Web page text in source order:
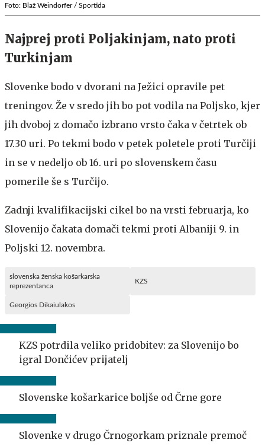
Foto: Blaž Weindorfer / Sportida
Najprej proti Poljakinjam, nato proti
Turkinjam
Slovenke bodo v dvorani na Ježici opravile pet
treningov. Že v sredo jih bo pot vodila na Poljsko, kjer
jih dvoboj z domačo izbrano vrsto čaka v četrtek ob
17.30 uri. Po tekmi bodo v petek poletele proti Turčiji
in se v nedeljo ob 16. uri po slovenskem času
pomerile še s Turčijo.
Zadnji kvalifikacijski cikel bo na vrsti februarja, ko
Slovenijo čakata domači tekmi proti Albaniji 9. in
Poljski 12. novembra.
slovenska ženska košarkarska
reprezentanca
KZS
Georgios Dikaiulakos
KZS potrdila veliko pridobitev: za Slovenijo bo
igral Dončićev prijatelj
Slovenske košarkarice boljše od Črne gore
Slovenke v drugo Črnogorkam priznale premoč